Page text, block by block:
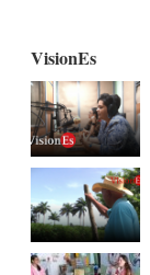
VisionEs